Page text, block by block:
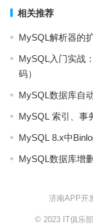
相关推荐
MySQL解析器的
MySQL入门实战
码）
MySQL数据库自
MySQL 索引、事
MySQL 8.x中
MySQL数据库增
济南APP开
© 2023 IT俱乐部